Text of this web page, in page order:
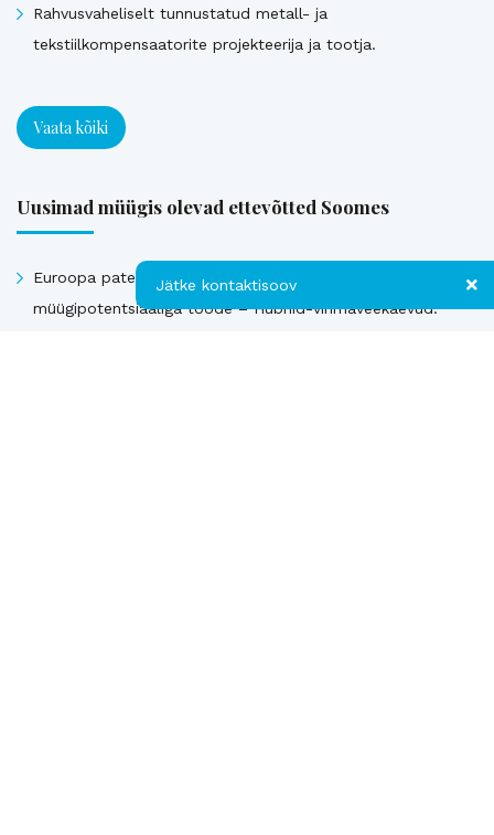
Rahvusvaheliselt tunnustatud metall- ja
tekstiilkompensaatorite projekteerija ja tootja.
Vaata kõiki
Uusimad müügis olevad ettevõtted Soomes
Euroopa patendiga kaitstud uuenduslik ja suure
müügipotentsiaaliga toode – Hübriid-vihmaveekaevud.
Jätke kontaktisoov